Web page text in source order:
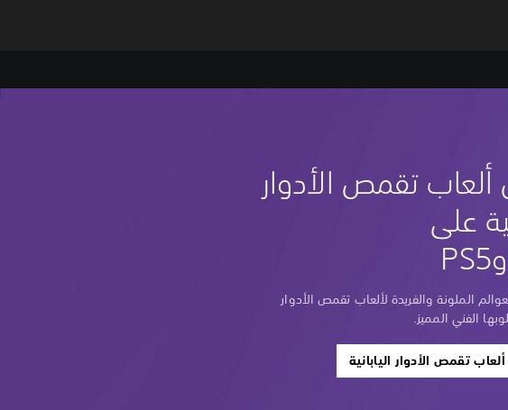
تقمص الأدوار
على
الملونة والفريدة لألعاب تقمص الأدوار
الفني المميز.
تقمص الأدوار اليابانية